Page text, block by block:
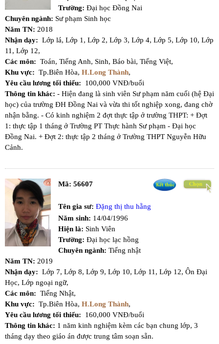
Trường: Đại học Đồng Nai
Chuyên ngành: Sư phạm Sinh học
Năm TN: 2018
Nhận dạy: Lớp lá, Lớp 1, Lớp 2, Lớp 3, Lớp 4, Lớp 5, Lớp 10, Lớp
11, Lớp 12,
Các môn: Toán, Tiếng Anh, Sinh, Báo bài, Tiếng Việt,
Khu vực: Tp.Biên Hòa, H.Long Thành,
Yêu cầu lương tối thiểu:
100,000 VNĐ/buổi
Thông tin khác: - Hiện đang là sinh viên Sư phạm năm cuối (hệ Đại
học) của trường ĐH Đồng Nai và vừa thi tốt nghiệp xong, đang chờ
nhận bằng. - Có kinh nghiệm 2 đợt thực tập ở trường THPT: + Đợt
1: thực tập 1 tháng ở Trường PT Thực hành Sư phạm - Đại học
Đồng Nai. + Đợt 2: thực tập 2 tháng ở Trường THPT Nguyễn Hữu
Cảnh.
Mã: 56607
Tên gia sư: Đặng thị thu hằng
Năm sinh: 14/04/1996
Hiện là: Sinh Viên
Trường: Đại học lạc hồng
Chuyên ngành: Tiếng nhật
Năm TN: 2019
Nhận dạy: Lớp 7, Lớp 8, Lớp 9, Lớp 10, Lớp 11, Lớp 12, Ôn Đại
Học, Lớp ngoại ngữ,
Các môn: Tiếng Nhật,
Khu vực: Tp.Biên Hòa, H.Long Thành,
Yêu cầu lương tối thiểu:
160,000 VNĐ/buổi
Thông tin khác: 1 năm kinh nghiệm kèm các bạn chung lớp, 3
tháng dạy theo giáo án được trung tâm soạn sẵn.